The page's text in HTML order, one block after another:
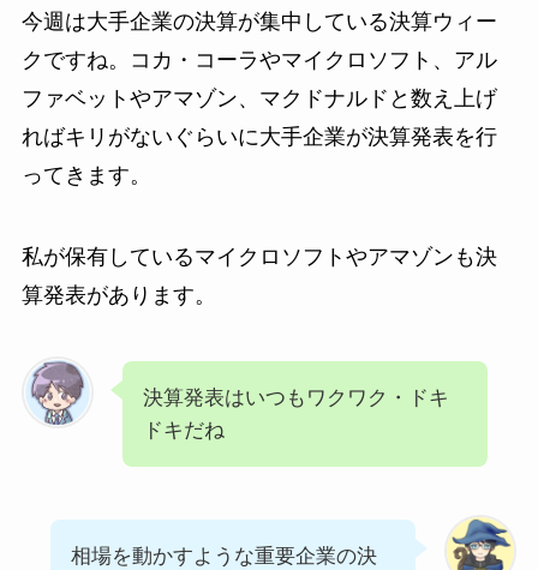
今週は大手企業の決算が集中している決算ウィー
クですね。コカ・コーラやマイクロソフト、アル
ファベットやアマゾン、マクドナルドと数え上げ
ればキリがないぐらいに大手企業が決算発表を行
ってきます。
私が保有しているマイクロソフトやアマゾンも決
算発表があります。
決算発表はいつもワクワク・ドキ
ドキだね
相場を動かすような重要企業の決